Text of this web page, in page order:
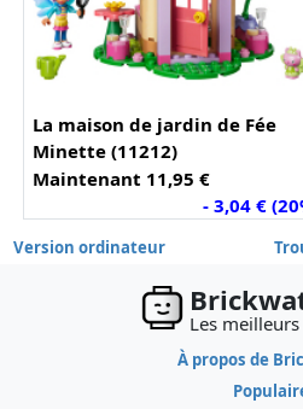
La maison de jardin de Fée
Minette (11212)
Maintenant 11,95 €
- 3,04 €
Version ordinateur
Les
À propos de